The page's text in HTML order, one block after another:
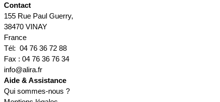
Contact
155 Rue Paul Guerry,
38470 VINAY
France
Tél: 04 76 36 72 88
Fax : 04 76 36 76 34
info@alira.fr
Aide & Assistance
Qui sommes-nous ?